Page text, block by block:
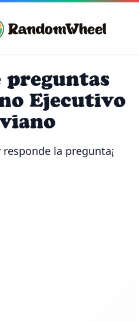
preguntas
Ejecutivo
¡Haz girar la ruleta y responde la pregunta!